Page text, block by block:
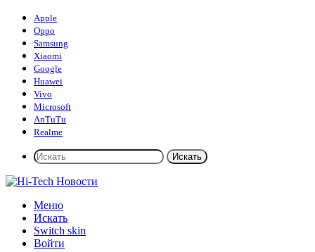
Apple
Oppo
Samsung
Xiaomi
Google
Huawei
Vivo
Microsoft
AnTuTu
Realme
Искать
Меню
Искать
Switch skin
Войти